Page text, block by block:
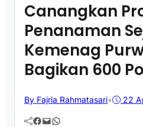
Canangkan
Penanaman
Kemenag
Bagikan 600
By Fajria Rahmatasari• 22
Facebook Mail WhatsApp